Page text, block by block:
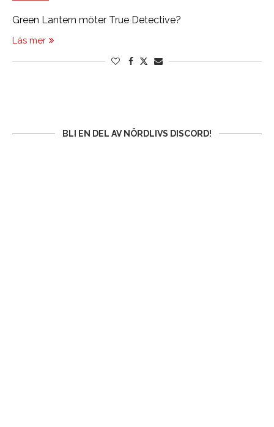
Green Lantern möter True Detective?
Läs mer
BLI EN DEL AV NÖRDLIVS DISCORD!